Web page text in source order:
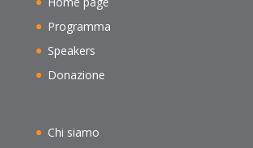
Programma
Speakers
Donazione
Chi siamo